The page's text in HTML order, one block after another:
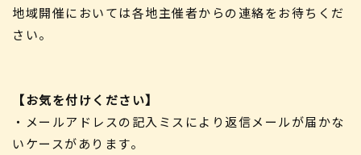
地域開催においては各地主催者からの連絡をお待ちくだ
さい。
【お気を付けください】
・メールアドレスの記入ミスにより返信メールが届かな
いケースがあります。